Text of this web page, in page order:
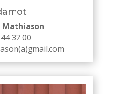
Mathiason
37 00